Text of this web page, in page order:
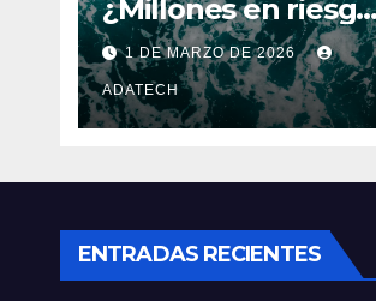
¿Millones en riesgo
por estudio
inesperado?
1 DE MARZO DE 2026
ADATECH
ENTRADAS RECIENTES